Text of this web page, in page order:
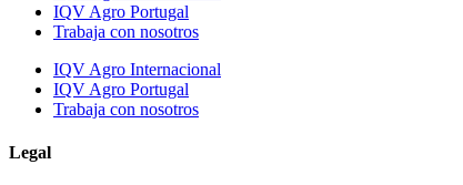
IQV Agro Portugal
Trabaja con nosotros
IQV Agro Internacional
IQV Agro Portugal
Trabaja con nosotros
Legal